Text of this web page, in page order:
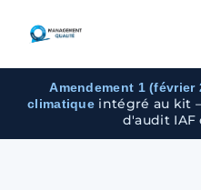
Amendement 1 (février
climatique intégré au kit
d'audit IAF